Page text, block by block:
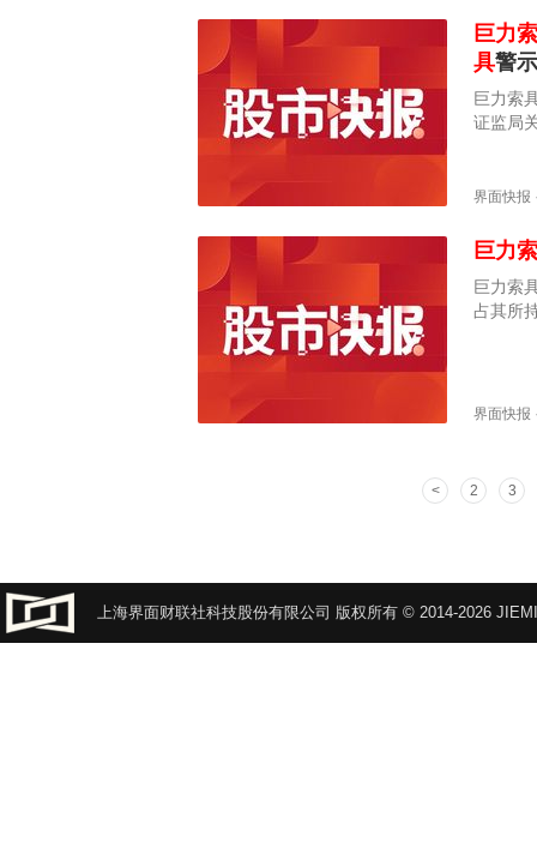
巨力
具警
巨力索
证监局
监局决
采取监
界面快报
巨力
巨力索
占其所
界面快报
2 3
上海界面财联社科技股份有限公司 版权所有 © 2014-2026